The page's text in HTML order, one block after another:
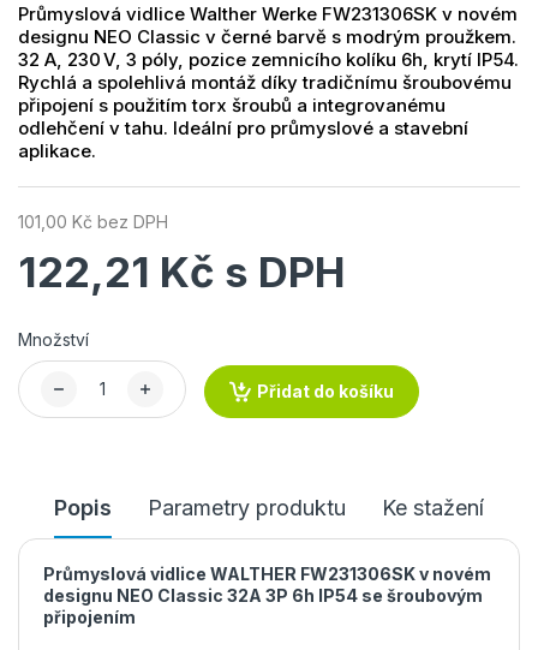
Průmyslová vidlice Walther Werke FW231306SK v novém
designu NEO Classic v černé barvě s modrým proužkem.
32 A, 230 V, 3 póly, pozice zemnicího kolíku 6h, krytí IP54.
Rychlá a spolehlivá montáž díky tradičnímu šroubovému
připojení s použitím torx šroubů a integrovanému
odlehčení v tahu. Ideální pro průmyslové a stavební
aplikace.
101,00 Kč bez DPH
122,21 Kč s DPH
Množství
Přidat do košíku
Popis Parametry produktu Ke stažení
Průmyslová vidlice WALTHER FW231306SK v novém
designu NEO Classic 32A 3P 6h IP54 se šroubovým
připojením